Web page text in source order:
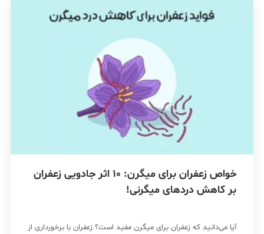
خواص زعفران برای میگرن: 10 اثر جادویی زعفران
بر کاهش دردهای میگرنی!
آیا می‌دانید که زعفران برای میگرن مفید است؟ زعفران با برخورداری از